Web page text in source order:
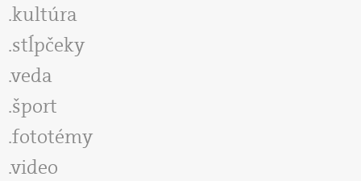
kultúra
stĺpčeky
veda
šport
fototémy
video